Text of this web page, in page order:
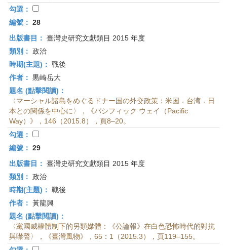
勾選：
編號： 28
出版書目： 臺灣史研究文獻類目 2015 年度
類別： 政治
時期(主題)： 戰後
作者： 黒崎岳大
題名 (點擊閱讀)：
〈マーシャル諸島をめぐるドナー国の外交政策：米国．台湾．日
本との関係を中心に〉，《パシフィック ウェイ（Pacific
Way）》，146（2015.8），頁8–20。
勾選：
編號： 29
出版書目： 臺灣史研究文獻類目 2015 年度
類別： 政治
時期(主題)： 戰後
作者： 黃龍興
題名 (點擊閱讀)：
〈黨國威權體制下的另類媒體：《公論報》在白色恐怖時代的對抗
與噤聲〉，《臺灣風物》，65：1（2015.3），頁119–155。